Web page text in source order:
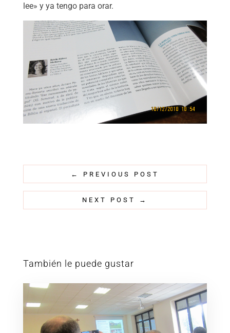
lee» y ya tengo para orar.
← PREVIOUS POST
NEXT POST →
También le puede gustar